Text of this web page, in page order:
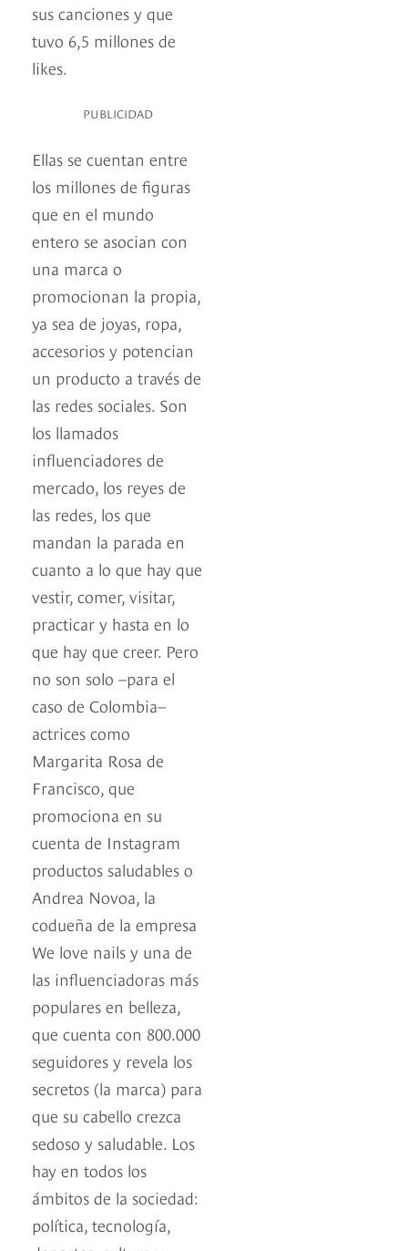
sus canciones y que
tuvo 6,5 millones de
likes.
PUBLICIDAD
Ellas se cuentan entre
los millones de figuras
que en el mundo
entero se asocian con
una marca o
promocionan la propia,
ya sea de joyas, ropa,
accesorios y potencian
un producto a través de
las redes sociales. Son
los llamados
influenciadores de
mercado, los reyes de
las redes, los que
mandan la parada en
cuanto a lo que hay que
vestir, comer, visitar,
practicar y hasta en lo
que hay que creer. Pero
no son solo –para el
caso de Colombia–
actrices como
Margarita Rosa de
Francisco, que
promociona en su
cuenta de Instagram
productos saludables o
Andrea Novoa, la
codueña de la empresa
We love nails y una de
las influenciadoras más
populares en belleza,
que cuenta con 800.000
seguidores y revela los
secretos (la marca) para
que su cabello crezca
sedoso y saludable. Los
hay en todos los
ámbitos de la sociedad:
política, tecnología,